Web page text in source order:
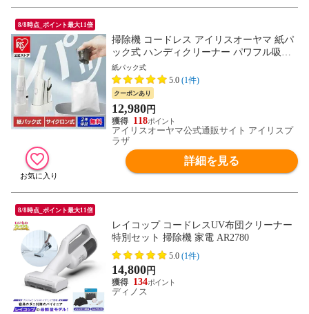
8/8時点_ポイント最大11倍
掃除機 コードレス アイリスオーヤマ 紙パ
ック式 ハンディクリーナー パワフル吸引
軽量 置くだけで充電 アタッチメント付 充
電式 卓上クリーナー 車用掃除機 HBD-31-
WH【安心延長保証対象】 [家電]
紙パック式
5.0 (1件)
クーポンあり
12,980円
118
アイリスオーヤマ公式通販サイト アイリスプ
ラザ
詳細を見る
8/8時点_ポイント最大11倍
レイコップ コードレスUV布団クリーナー
特別セット 掃除機 家電 AR2780
5.0 (1件)
14,800円
134
ディノス